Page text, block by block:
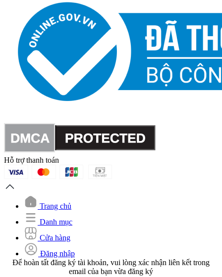
Hỗ trợ thanh toán
Trang chủ
Danh mục
Cửa hàng
Đăng nhập
Để hoàn tất đăng ký tài khoản, vui lòng xác nhận liên kết trong
email của bạn vừa đăng ký